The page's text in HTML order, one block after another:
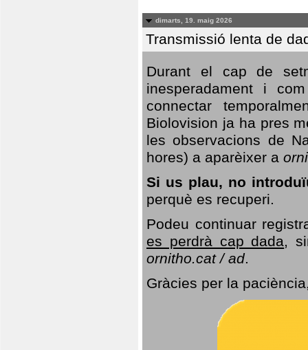
dimarts, 19. maig 2026
Transmissió lenta de
Durant el cap de
inesperadament i
connectar
Biolovision ja ha pres
les observacions de
hores) a aparèixer a
Si us plau, no
perquè es recuperi.
Podeu continuar
es perdrà cap dada,
ornitho.cat / ad.
Gràcies per la